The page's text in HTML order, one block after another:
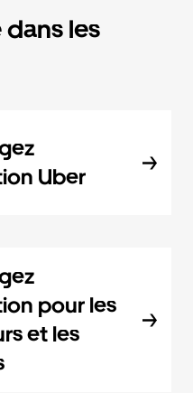
les
Uber
pour les
et les